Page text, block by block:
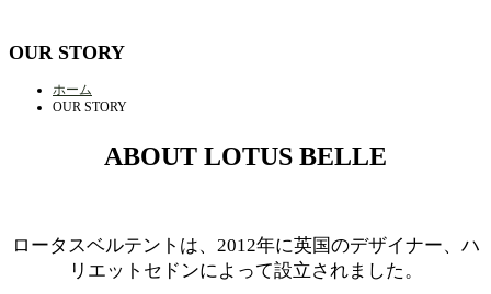
OUR STORY
ホーム
OUR STORY
ABOUT LOTUS BELLE
ロータスベルテントは、2012年に英国のデザイナー、ハ
リエットセドンによって設立されました。